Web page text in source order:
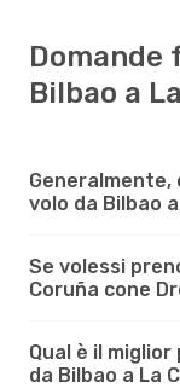
Domande
Bilbao a
Generalmente,
volo da Bilbao
Se volessi
Coruña cone
Qual è il
da Bilbao a La